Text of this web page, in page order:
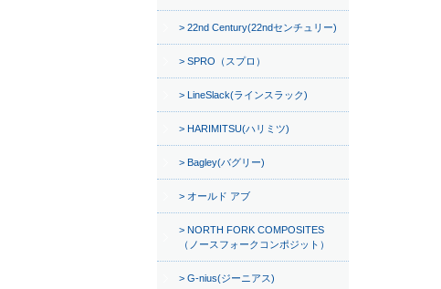
22nd Century(22ndセンチュリー)
SPRO（スプロ）
LineSlack(ラインスラック)
HARIMITSU(ハリミツ)
Bagley(バグリー)
オールド アブ
NORTH FORK COMPOSITES
（ノースフォークコンポジット）
G-nius(ジーニアス)